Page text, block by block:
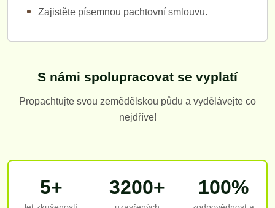
Zajistěte písemnou pachtovní smlouvu.
S námi spolupracovat se vyplatí
Propachtujte svou zemědělskou půdu a vydělávejte co
nejdříve!
5+ 3200+ 100%